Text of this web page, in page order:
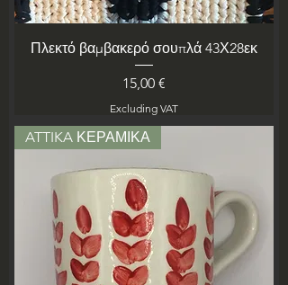
Πλεκτό βαμβακερό σουπλά 43Χ28εκ
Price
15,00 €
Excluding VAT
ATTIKA ΚΕΡΑΜΙΚΑ